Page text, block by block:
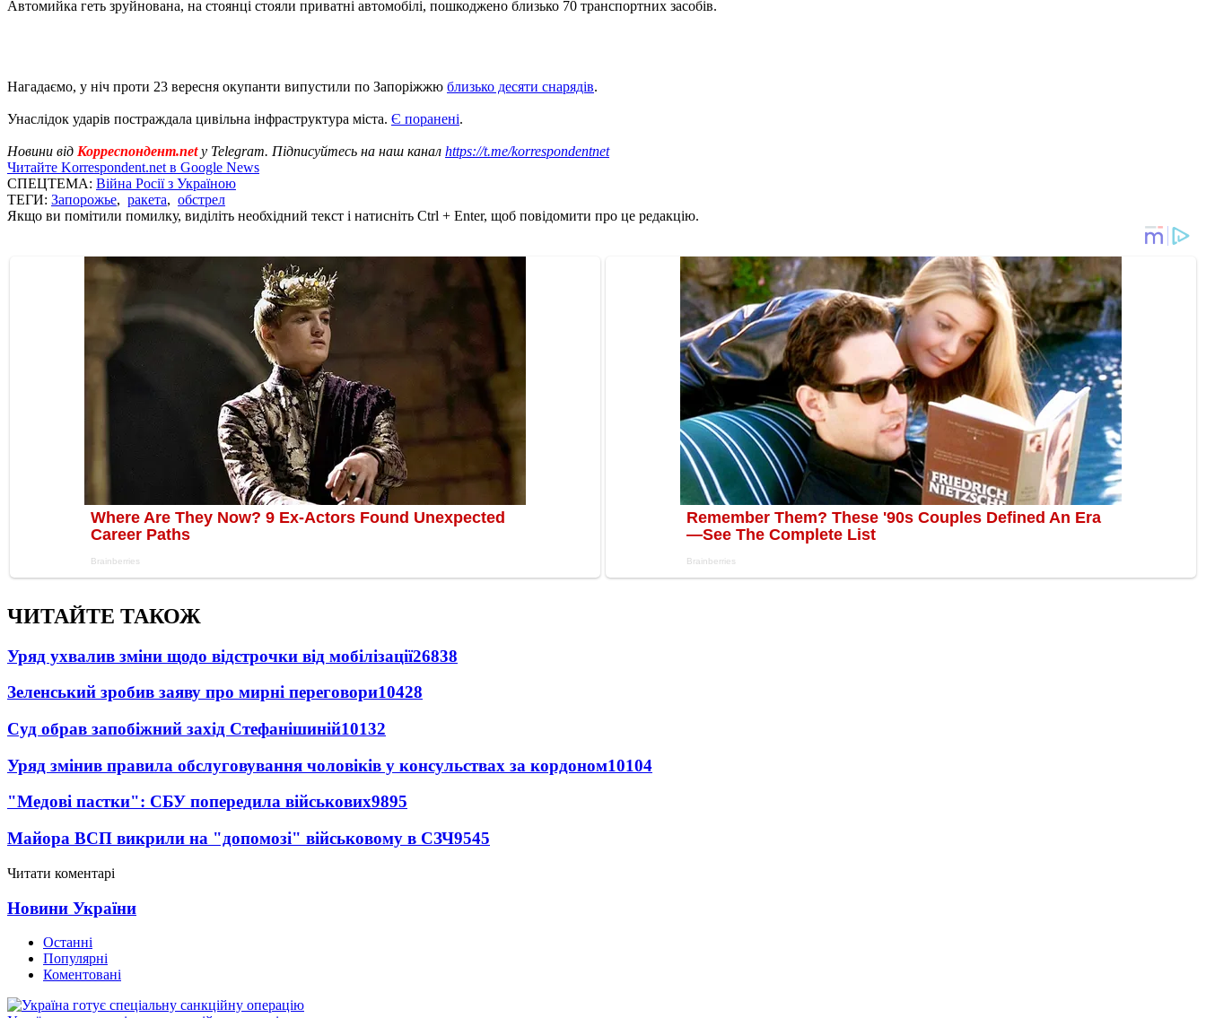
Автомийка геть зруйнована, на стоянці стояли приватні автомобілі, пошкоджено близько 70 транспортних засобів.
Нагадаємо, у ніч проти 23 вересня окупанти випустили по Запоріжжю близько десяти снарядів.
Унаслідок ударів постраждала цивільна інфраструктура міста. Є поранені.
Новини від Корреспондент.netу Telegram. Підписуйтесь на наш канал https://t.me/korrespondentnet
Читайте Korrespondent.net в Google News
СПЕЦТЕМА: Війна Росії з Україною
ТЕГИ: Запорожье, ракета, обстрел
Якщо ви помітили помилку, виділіть необхідний текст і натисніть Ctrl + Enter, щоб повідомити про це редакцію.
ЧИТАЙТЕ ТАКОЖ
Уряд ухвалив зміни щодо відстрочки від мобілізації26838
Зеленський зробив заяву про мирні переговори10428
Суд обрав запобіжний захід Стефанішиній10132
Уряд змінив правила обслуговування чоловіків у консульствах за кордоном10104
"Медові пастки": СБУ попередила військових9895
Майора ВСП викрили на "допомозі" військовому в СЗЧ9545
Читати коментарі
Новини України
Останні
Популярні
Коментовані